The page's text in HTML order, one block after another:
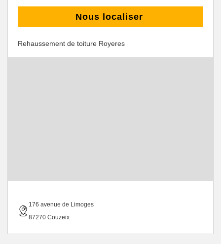
Nous localiser
Rehaussement de toiture Royeres
176 avenue de Limoges
87270 Couzeix